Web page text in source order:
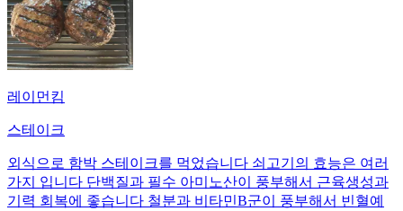
레이먼킴
스테이크
외식으로 함박 스테이크를 먹었습니다 쇠고기의 효능은 여러
가지 입니다 단백질과 필수 아미노산이 풍부해서 근육생성과
기력 회복에 좋습니다 철분과 비타민B군이 풍부해서 빈혈예